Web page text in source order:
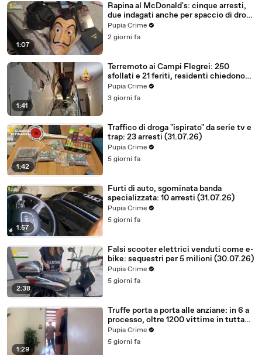
1:07
Rapina al McDonald's: cinque arresti,
due indagati anche per spaccio di droga
(03.08.26)
Pupia Crime
2 giorni fa
1:41
Terremoto ai Campi Flegrei: 250
sfollati e 21 feriti, residenti chiedono
certezze sul futuro (01.08.26)
Pupia Crime
3 giorni fa
1:42
Traffico di droga "ispirato" da serie tv e
trap: 23 arresti (31.07.26)
Pupia Crime
5 giorni fa
1:57
Furti di auto, sgominata banda
specializzata: 10 arresti (31.07.26)
Pupia Crime
5 giorni fa
2:38
Falsi scooter elettrici venduti come e-
bike: sequestri per 5 milioni (30.07.26)
Pupia Crime
5 giorni fa
1:29
Truffe porta a porta alle anziane: in 6 a
processo, oltre 1200 vittime in tutta
Italia (30.07.26)
Pupia Crime
5 giorni fa